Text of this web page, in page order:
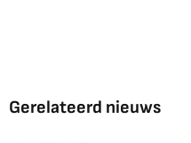
Gerelateerd nieuws